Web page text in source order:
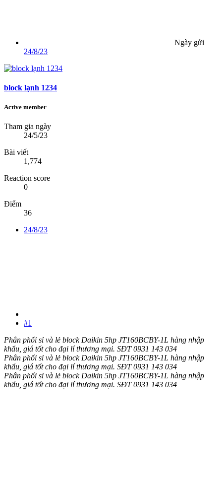
Ngày gửi
24/8/23
block lạnh 1234
Active member
Tham gia ngày
24/5/23
Bài viết
1,774
Reaction score
0
Điểm
36
24/8/23
#1
Phân phối sỉ và lẻ block Daikin 5hp JT160BCBY-1L hàng nhập
khẩu, giá tốt cho đại lí thương mại. SĐT 0931 143 034
Phân phối sỉ và lẻ block Daikin 5hp JT160BCBY-1L hàng nhập
khẩu, giá tốt cho đại lí thương mại. SĐT 0931 143 034
Phân phối sỉ và lẻ block Daikin 5hp JT160BCBY-1L hàng nhập
khẩu, giá tốt cho đại lí thương mại. SĐT 0931 143 034